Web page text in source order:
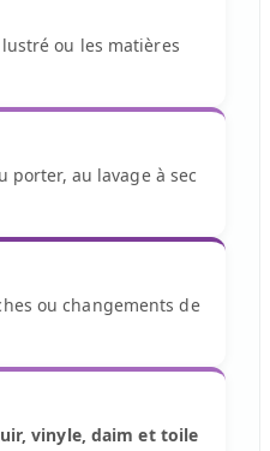
ou les matières
porter, au lavage à sec
ou changements de
vinyle, daim et toile